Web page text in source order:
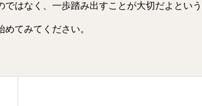
はなく、一歩踏み出すことが大切だよという
てみてください。